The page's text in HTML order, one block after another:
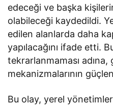
edeceği ve başka
olabileceği kaydedildi.
edilen alanlarda daha
yapılacağını ifade etti.
tekrarlanmaması
mekanizmalarının
Bu olay, yerel